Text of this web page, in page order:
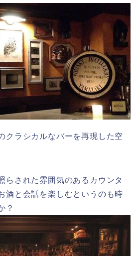
クラシカルなバーを再現した空
らされた雰囲気のあるカウンタ
酒と会話を楽しむというのも時
？